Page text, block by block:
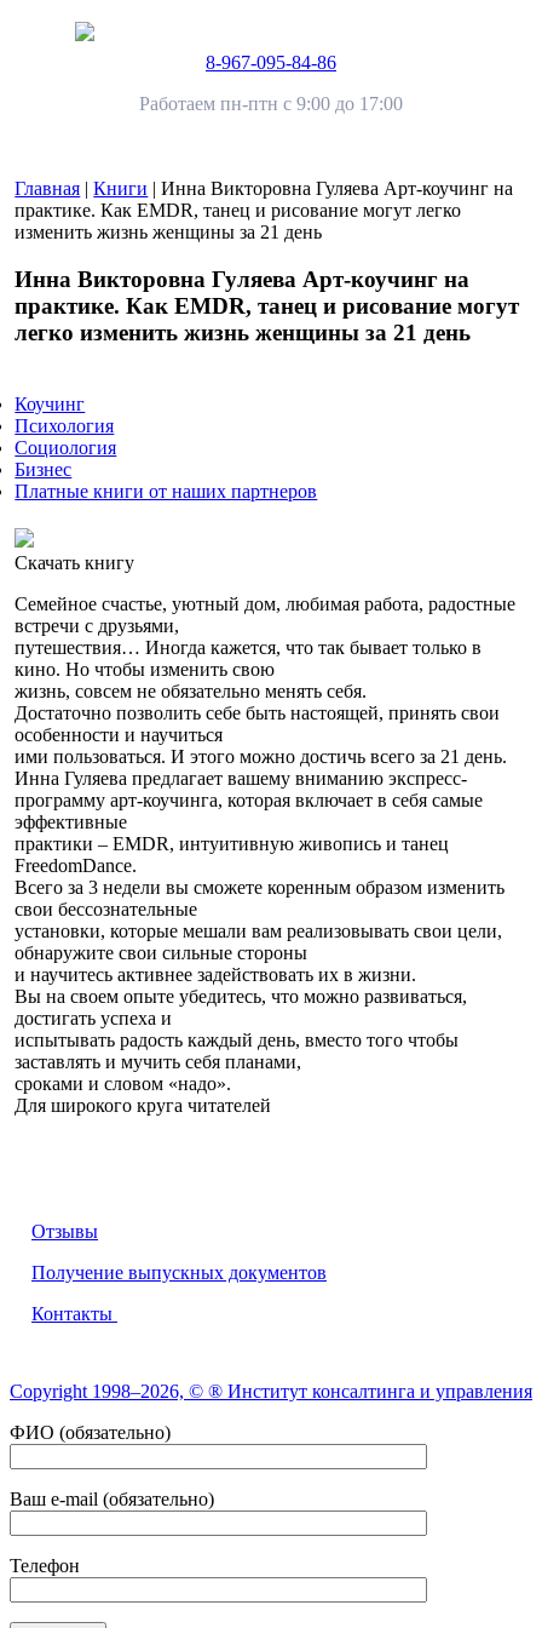
8-967-095-84-86
Работаем пн-птн с 9:00 до 17:00
Главная |Книги |Инна Викторовна Гуляева Арт-коучинг на
практике. Как EMDR, танец и рисование могут легко
изменить жизнь женщины за 21 день
Инна Викторовна Гуляева Арт-коучинг на
практике. Как EMDR, танец и рисование могут
легко изменить жизнь женщины за 21 день
Коучинг
Психология
Социология
Бизнес
Платные книги от наших партнеров
Скачать книгу
Семейное счастье, уютный дом, любимая работа, радостные
встречи с друзьями,
путешествия… Иногда кажется, что так бывает только в
кино. Но чтобы изменить свою
жизнь, совсем не обязательно менять себя.
Достаточно позволить себе быть настоящей, принять свои
особенности и научиться
ими пользоваться. И этого можно достичь всего за 21 день.
Инна Гуляева предлагает вашему вниманию экспресс-
программу арт-коучинга, которая включает в себя самые
эффективные
практики – EMDR, интуитивную живопись и танец
FreedomDance.
Всего за 3 недели вы сможете коренным образом изменить
свои бессознательные
установки, которые мешали вам реализовывать свои цели,
обнаружите свои сильные стороны
и научитесь активнее задействовать их в жизни.
Вы на своем опыте убедитесь, что можно развиваться,
достигать успеха и
испытывать радость каждый день, вместо того чтобы
заставлять и мучить себя планами,
сроками и словом «надо».
Для широкого круга читателей
Отзывы
Получение выпускных документов
Контакты
Copyright 1998–2026, © ® Институт консалтинга и управления
ФИО (обязательно)
Ваш e-mail (обязательно)
Телефон